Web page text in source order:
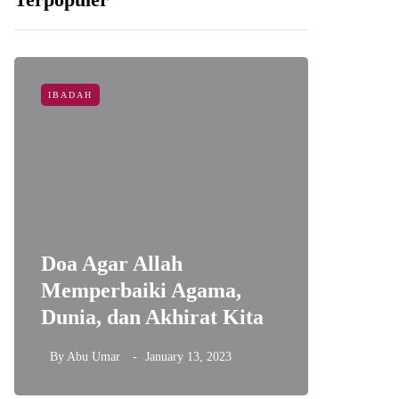
IBADAH
Doa Agar Allah
Memperbaiki Agama,
Dunia, dan Akhirat Kita
By Abu Umar January 13, 2023